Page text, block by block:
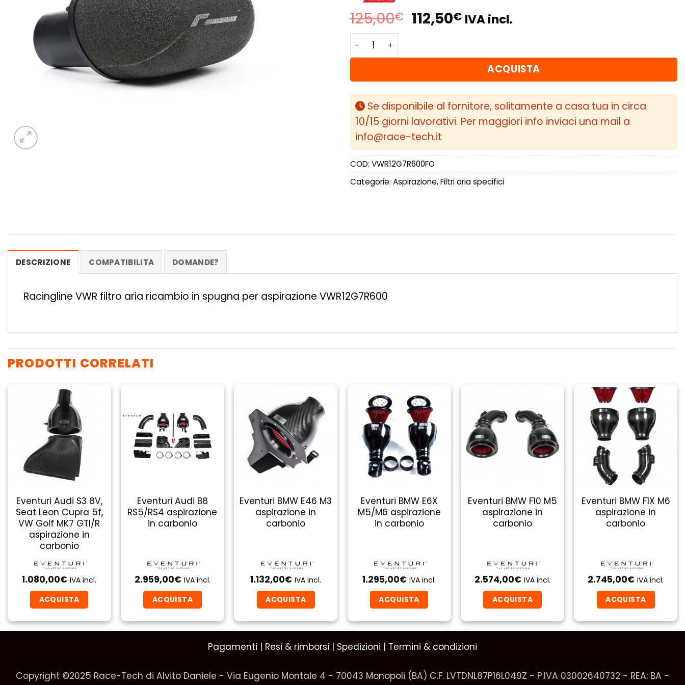
125,00€ Il
prezzo
era:
112,50€Il
è:
112,50€.
IVA incl.
Racingline VWR filtro aria ricambio in spugna per aspirazione
ACQUISTA
Se disponibile al fornitore, solitamente a casa tua in circa
10/15 giorni lavorativi. Per maggiori info inviaci una mail a
info@race-tech.it
COD: VWR12G7R600FO
Categorie: Aspirazione,Filtri aria specifici
DESCRIZIONE COMPATIBILITA DOMANDE?
Racingline VWR filtro aria ricambio in spugna per aspirazione VWR12G7R600
PRODOTTI CORRELATI
Eventuri Audi S3 8V,
Seat Leon Cupra 5f,
VW Golf MK7 GTI/R
aspirazione in
carbonio
1.080,00€ IVA incl.
ACQUISTA
Eventuri Audi B8
RS5/RS4 aspirazione
in carbonio
2.959,00€ IVA incl.
ACQUISTA
Eventuri BMW E46 M3
aspirazione in
carbonio
1.132,00€ IVA incl.
ACQUISTA
Eventuri BMW E6X
M5/M6 aspirazione
in carbonio
1.295,00€ IVA incl.
ACQUISTA
Eventuri BMW F10 M5
aspirazione in
carbonio
2.574,00€ IVA incl.
ACQUISTA
Eventuri BMW F1X M6
aspirazione in
carbonio
2.745,00€ IVA incl.
ACQUISTA
Pagamenti | Resi & rimborsi | Spedizioni | Termini & condizioni
Copyright ©2025 Race-Tech di Alvito Daniele - Via Eugenio Montale 4 - 70043 Monopoli (BA) C.F. LVTDNL87P16L049Z - P.IVA 03002640732 - REA: BA -